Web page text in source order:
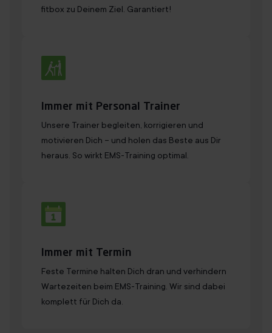
fitbox zu Deinem Ziel. Garantiert!
Immer mit Personal Trainer
Unsere Trainer begleiten, korrigieren und
motivieren Dich – und holen das Beste aus Dir
heraus. So wirkt EMS-Training optimal.
Immer mit Termin
Feste Termine halten Dich dran und verhindern
Wartezeiten beim EMS-Training. Wir sind dabei
komplett für Dich da.